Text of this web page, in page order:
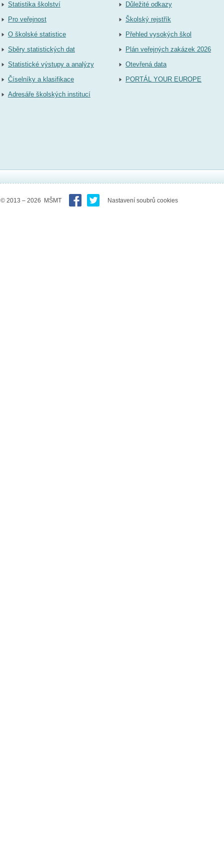
Statistika školství
Pro veřejnost
O školské statistice
Sběry statistických dat
Statistické výstupy a analýzy
Číselníky a klasifikace
Adresáře školských institucí
Důležité odkazy
Školský rejstřík
Přehled vysokých škol
Plán veřejných zakázek 2026
Otevřená data
PORTÁL YOUR EUROPE
© 2013 – 2026 MŠMT Nastavení soubrů cookies